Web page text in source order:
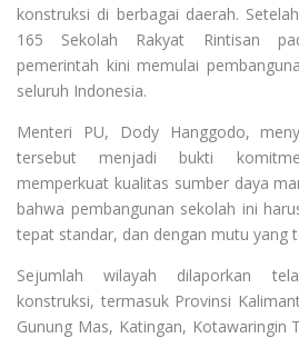
konstruksi di berbagai daerah.
165 Sekolah Rakyat Rintisan
pemerintah kini memulai
seluruh Indonesia.
Menteri PU, Dody Hanggodo,
tersebut menjadi bukti
memperkuat kualitas sumber daya
bahwa pembangunan sekolah ini
tepat standar, dan dengan mutu yang
Sejumlah wilayah dilaporkan
konstruksi, termasuk Provinsi
Gunung Mas, Katingan, Kotawaringin